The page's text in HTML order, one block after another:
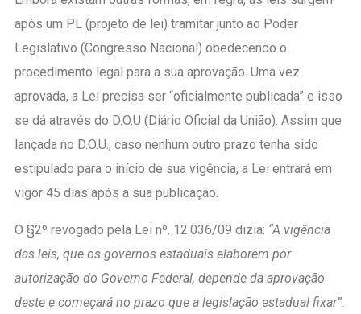
após um PL (projeto de lei) tramitar junto ao Poder
Legislativo (Congresso Nacional) obedecendo o
procedimento legal para a sua aprovação. Uma vez
aprovada, a Lei precisa ser “oficialmente publicada” e isso
se dá através do D.O.U (Diário Oficial da União). Assim que
lançada no D.O.U., caso nenhum outro prazo tenha sido
estipulado para o início de sua vigência, a Lei entrará em
vigor 45 dias após a sua publicação.
O §2º revogado pela Lei nº. 12.036/09 dizia: “A vigência
das leis, que os governos estaduais elaborem por
autorização do Governo Federal, depende da aprovação
deste e começará no prazo que a legislação estadual fixar”.